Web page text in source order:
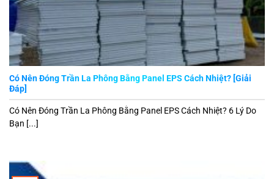
Có Nên Đóng Trần La Phông Bằng Panel EPS Cách Nhiệt? [Giải
Đáp]
Có Nên Đóng Trần La Phông Bằng Panel EPS Cách Nhiệt? 6 Lý Do
Bạn [...]